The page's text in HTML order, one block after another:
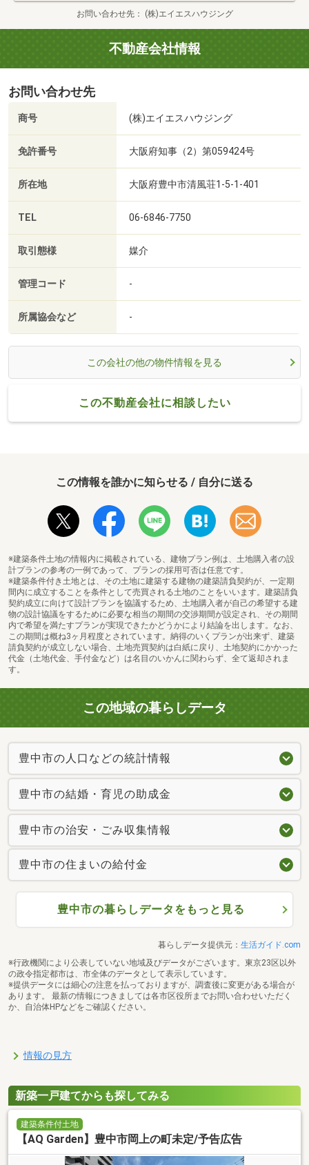
お問い合わせ先 (株)エイエスハウジング
不動産会社情報
お問い合わせ先
商号 (株)エイエスハウジング
免許番号 大阪府知事（2）第059424号
所在地 大阪府豊中市清風荘1-5-1-401
TEL 06-6846-7750
取引態様 媒介
管理コード -
所属協会など -
この会社の他の物件情報を見る
この不動産会社に相談したい
この情報を誰かに知らせる / 自分に送る
※建築条件土地の情報内に掲載されている、建物プラン例は、土地購入者の設
計プランの参考の一例であって、プランの採用可否は任意です。
※建築条件付き土地とは、その土地に建築する建物の建築請負契約が、一定期
間内に成立することを条件として売買される土地のことをいいます。建築請負
契約成立に向けて設計プランを協議するため、土地購入者が自己の希望する建
物の設計協議をするために必要な相当の期間の交渉期間が設定され、その期間
内で希望を満たすプランが実現できたかどうかにより結論を出します。なお、
この期間は概ね3ヶ月程度とされています。納得のいくプランが出来ず、建築
請負契約が成立しない場合、土地売買契約は白紙に戻り、土地契約にかかった
代金（土地代金、手付金など）は名目のいかんに関わらず、全て返却されま
す。
この地域の暮らしデータ
豊中市の人口などの統計情報
豊中市の結婚・育児の助成金
豊中市の治安・ごみ収集情報
豊中市の住まいの給付金
豊中市の暮らしデータをもっと見る
暮らしデータ提供元： 生活ガイド.com
※行政機関により公表していない地域及びデータがございます。東京23区以外
の政令指定都市は、市全体のデータとして表示しています。
※提供データには細心の注意を払っておりますが、調査後に変更がある場合が
あります。 最新の情報につきましては各市区役所までお問い合わせいただく
か、自治体HPなどをご確認ください。
情報の見方
新築一戸建てからも探してみる
建築条件付土地
【AQ Garden】豊中市岡上の町未定/予告広告